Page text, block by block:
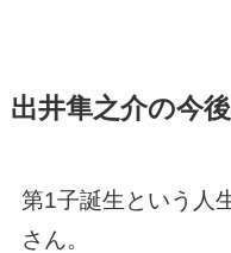
出井隼之介の今
第1子誕生という人
さん。